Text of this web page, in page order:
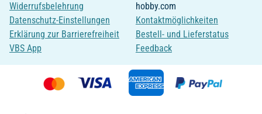
Widerrufsbelehrung
Datenschutz-Einstellungen
Erklärung zur Barrierefreiheit
VBS App
hobby.com
Kontaktmöglichkeiten
Bestell- und Lieferstatus
Feedback